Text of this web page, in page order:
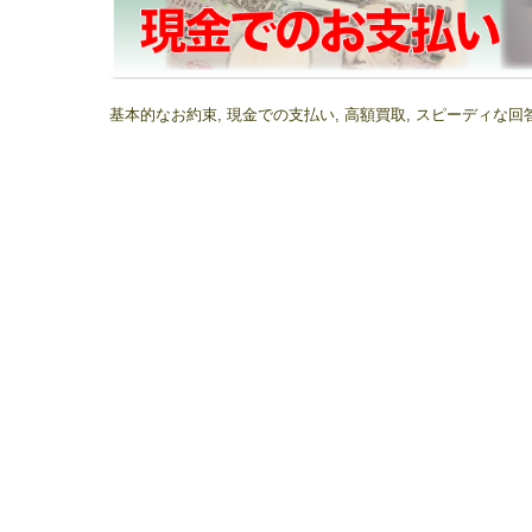
基本的なお約束, 現金での支払い, 高額買取, スピーディな回